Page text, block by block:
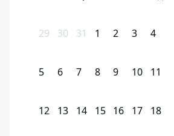
29 30 31 1 2 3 4
5 6 7 8 9 10 11
12 13 14 15 16 17 18